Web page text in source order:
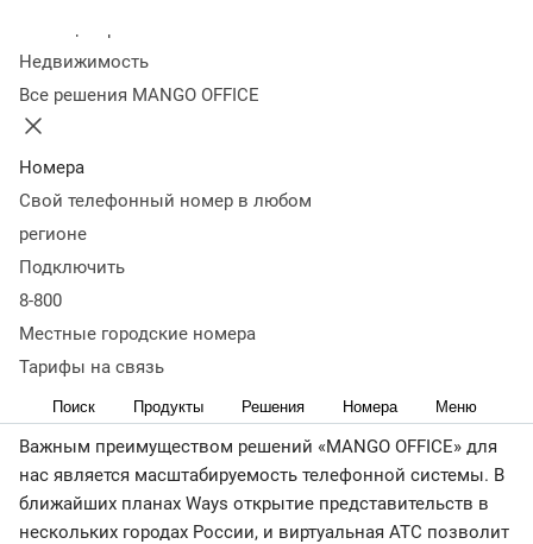
Недвижимость
Все решения MANGO OFFICE
Номера
Свой телефонный номер в любом
регионе
Подключить
8-800
Местные городские номера
Тарифы на связь
Поиск Продукты Решения Номера Меню
обеспечить компанию многоканальным городским
номером. Причем нам не пришлось прокладывать
коммуникации, покупать дорогостоящую мини-АТС и
даже факс – их функции успешно выполняет
MANGO OFFICE.
Благодаря виртуальной АТС и гибким настройкам
переадресации на мобильные телефоны и Skype наша
компания остается на связи практически круглосуточно,
что дает нам возможность строить действительно
клиентоориентированный бизнес в туристической
Важным преимуществом решений «MANGO OFFICE» для
нас является масштабируемость телефонной системы. В
ближайших планах Ways открытие представительств в
нескольких городах России, и виртуальная АТС позволит